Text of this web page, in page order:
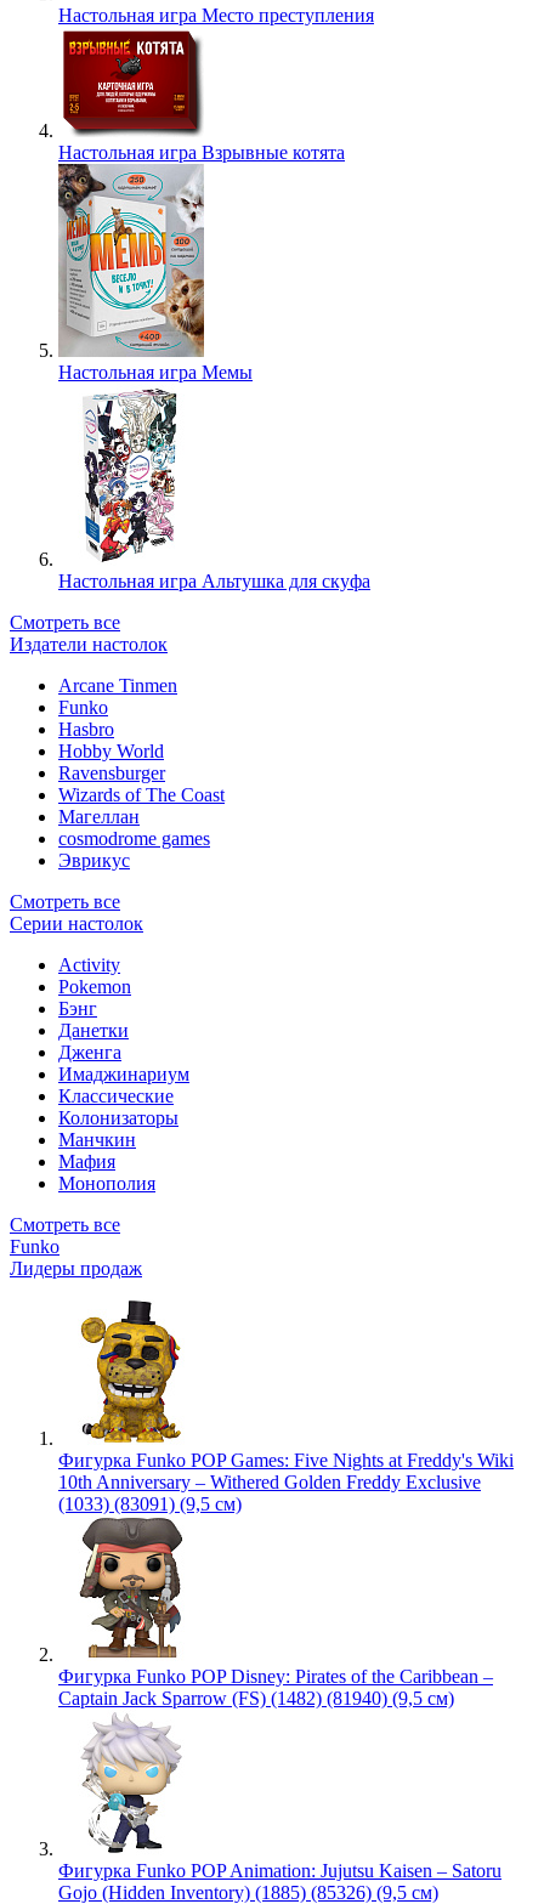
Настольная игра Место преступления
Настольная игра Взрывные котята
Настольная игра Мемы
Настольная игра Альтушка для скуфа
Смотреть все
Издатели настолок
Arcane Tinmen
Funko
Hasbro
Hobby World
Ravensburger
Wizards of The Coast
Магеллан
сosmodrome games
Эврикус
Смотреть все
Серии настолок
Activity
Pokemon
Бэнг
Данетки
Дженга
Имаджинариум
Классические
Колонизаторы
Манчкин
Мафия
Монополия
Смотреть все
Funko
Лидеры продаж
Фигурка Funko POP Games: Five Nights at Freddy's Wiki
10th Anniversary – Withered Golden Freddy Exclusive
(1033) (83091) (9,5 см)
Фигурка Funko POP Disney: Pirates of the Caribbean –
Captain Jack Sparrow (FS) (1482) (81940) (9,5 см)
Фигурка Funko POP Animation: Jujutsu Kaisen – Satoru
Gojo (Hidden Inventory) (1885) (85326) (9,5 см)